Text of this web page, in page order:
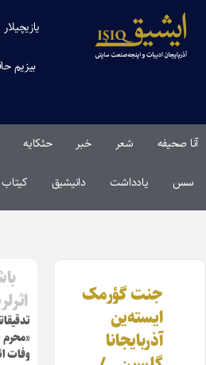
یازیچیلار
بیزیم
آنا صحیفه شعر خبر حئکایه
سس یادداشت دانیشیق کیتاب
جنت گؤرمک
ایسته‌ین
آذربایجانا
«محرم
وفات